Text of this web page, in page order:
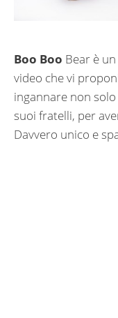
Boo Boo Bear è un
video che vi
ingannare non
suoi fratelli, per
Davvero unico e